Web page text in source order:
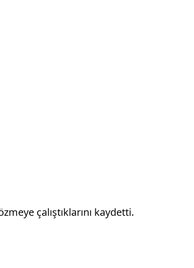
çalıştıklarını kaydetti.